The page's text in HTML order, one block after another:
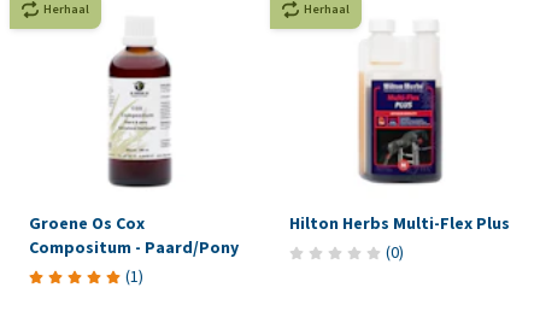
Herhaal
Groene Os Cox
Compositum - Paard/Pony
(1)
Herhaal
Hilton Herbs Multi-Flex Plus
(0)